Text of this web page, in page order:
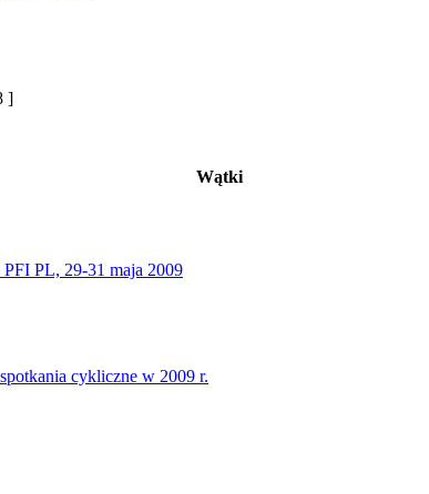
]
Wątki
PL, 29-31 maja 2009
cykliczne w 2009 r.